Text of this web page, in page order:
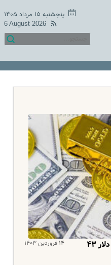
پنجشنبه ۱۵ مرداد ۱۴۰۵
6 August 2026
۱۴ فروردین ۱۴۰۳
قیمت دلار بعد از تعطیلات | قیمت دلار ۴۳